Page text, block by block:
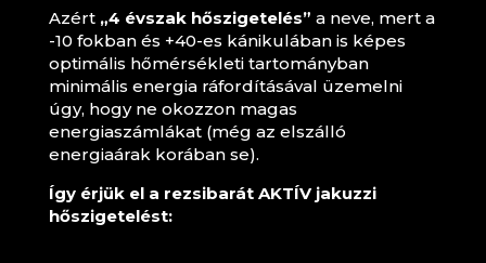
Azért „4 évszak hőszigetelés” a neve, mert a
-10 fokban és +40-es kánikulában is képes
optimális hőmérsékleti tartományban
minimális energia ráfordításával üzemelni
úgy, hogy ne okozzon magas
energiaszámlákat (még az elszálló
energiaárak korában se).
Így érjük el a rezsibarát AKTÍV jakuzzi
hőszigetelést: